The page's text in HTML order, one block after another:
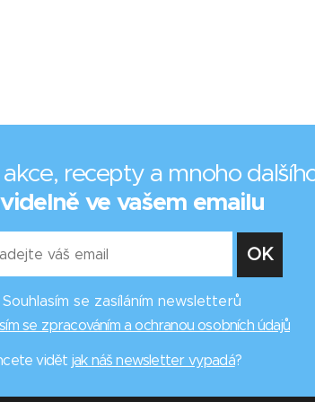
akce, recepty a mnoho
ve vašem emailu
Souhlasím se zasíláním newsletterů
se zpracováním a ochranou osobních údajů
vidět jak náš newsletter vypadá?